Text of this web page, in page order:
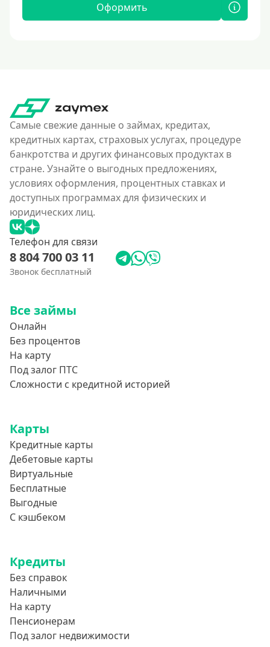
Оформить
Самые свежие данные о займах, кредитах,
кредитных картах, страховых услугах, процедуре
банкротства и других финансовых продуктах в
стране. Узнайте о выгодных предложениях,
условиях оформления, процентных ставках и
доступных программах для физических и
юридических лиц.
Телефон для связи
8 804 700 03 11
Звонок бесплатный
Все займы
Онлайн
Без процентов
На карту
Под залог ПТС
Сложности с кредитной историей
Карты
Кредитные карты
Дебетовые карты
Виртуальные
Бесплатные
Выгодные
С кэшбеком
Кредиты
Без справок
Наличными
На карту
Пенсионерам
Под залог недвижимости